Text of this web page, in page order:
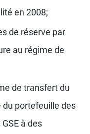
en 2008;
de réserve par
au régime de
de transfert du
du portefeuille des
à des